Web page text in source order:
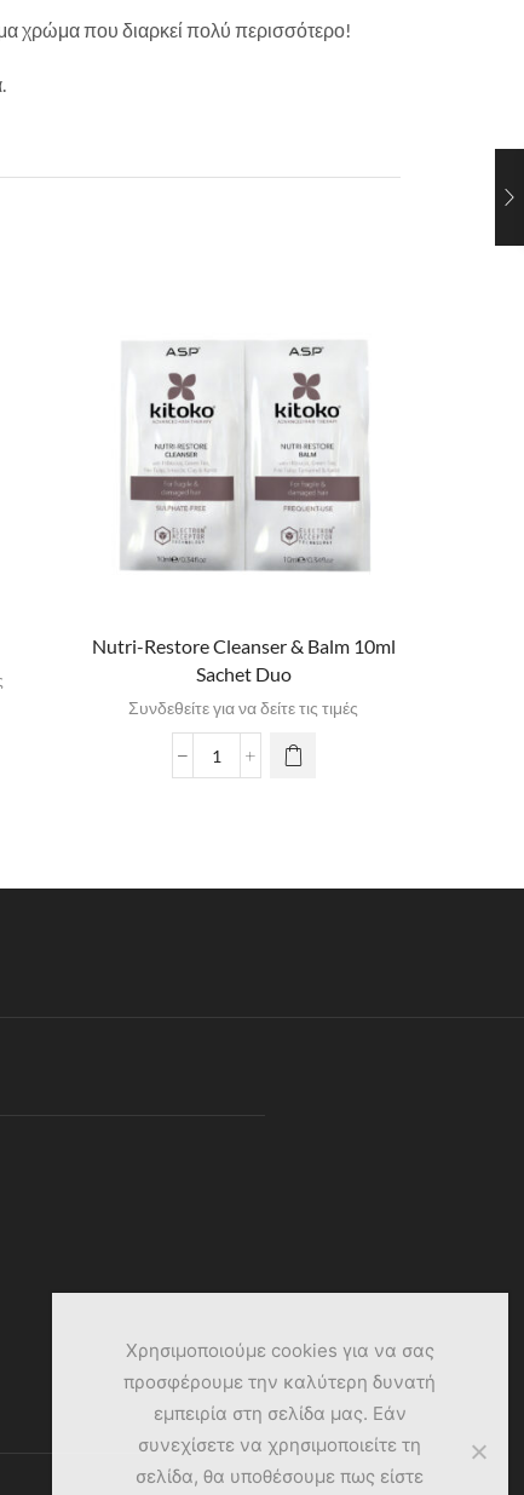
χρώμα που διαρκεί πολύ περισσότερο!
Nutri-Restore Cleanser & Balm 10ml
Sachet Duo
Συνδεθείτε για να δείτε τις τιμές
Χρησιμοποιούμε cookies για να σας
προσφέρουμε την καλύτερη δυνατή
εμπειρία στη σελίδα μας. Εάν
συνεχίσετε να χρησιμοποιείτε τη
σελίδα, θα υποθέσουμε πως είστε